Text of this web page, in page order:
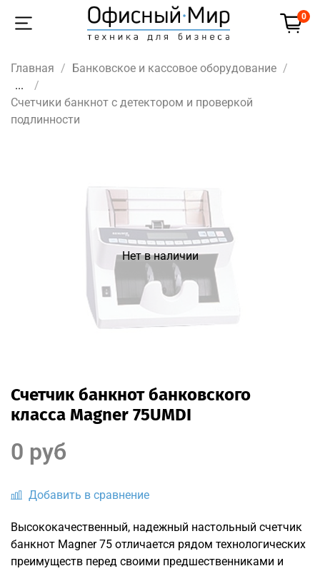
0
Главная
Банковское и кассовое оборудование
...
Счетчики банкнот с детектором и проверкой
подлинности
Нет в наличии
Счетчик банкнот банковского
класса Magner 75UMDI
Добавить в сравнение
0 руб
Высококачественный, надежный настольный счетчик
банкнот Magner 75 отличается рядом технологических
преимуществ перед своими предшественниками и